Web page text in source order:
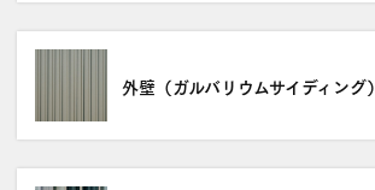
外壁（ガルバリウムサイディング）